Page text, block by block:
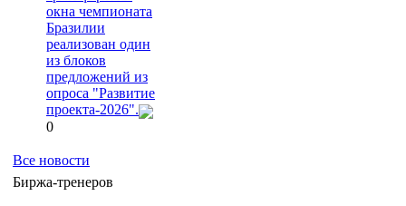
окна чемпионата
Бразилии
реализован один
из блоков
предложений из
опроса "Развитие
проекта-2026".
0
Все новости
Биржа-тренеров